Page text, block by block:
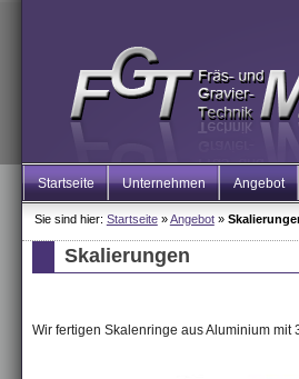
Startseite Unternehmen Angebot
Sie sind hier: Startseite»Angebot»
Skalierungen
Wir fertigen Skalenringe aus Aluminium